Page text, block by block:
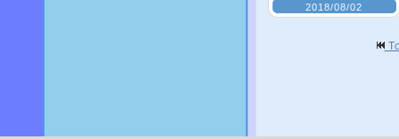
2018/08/02